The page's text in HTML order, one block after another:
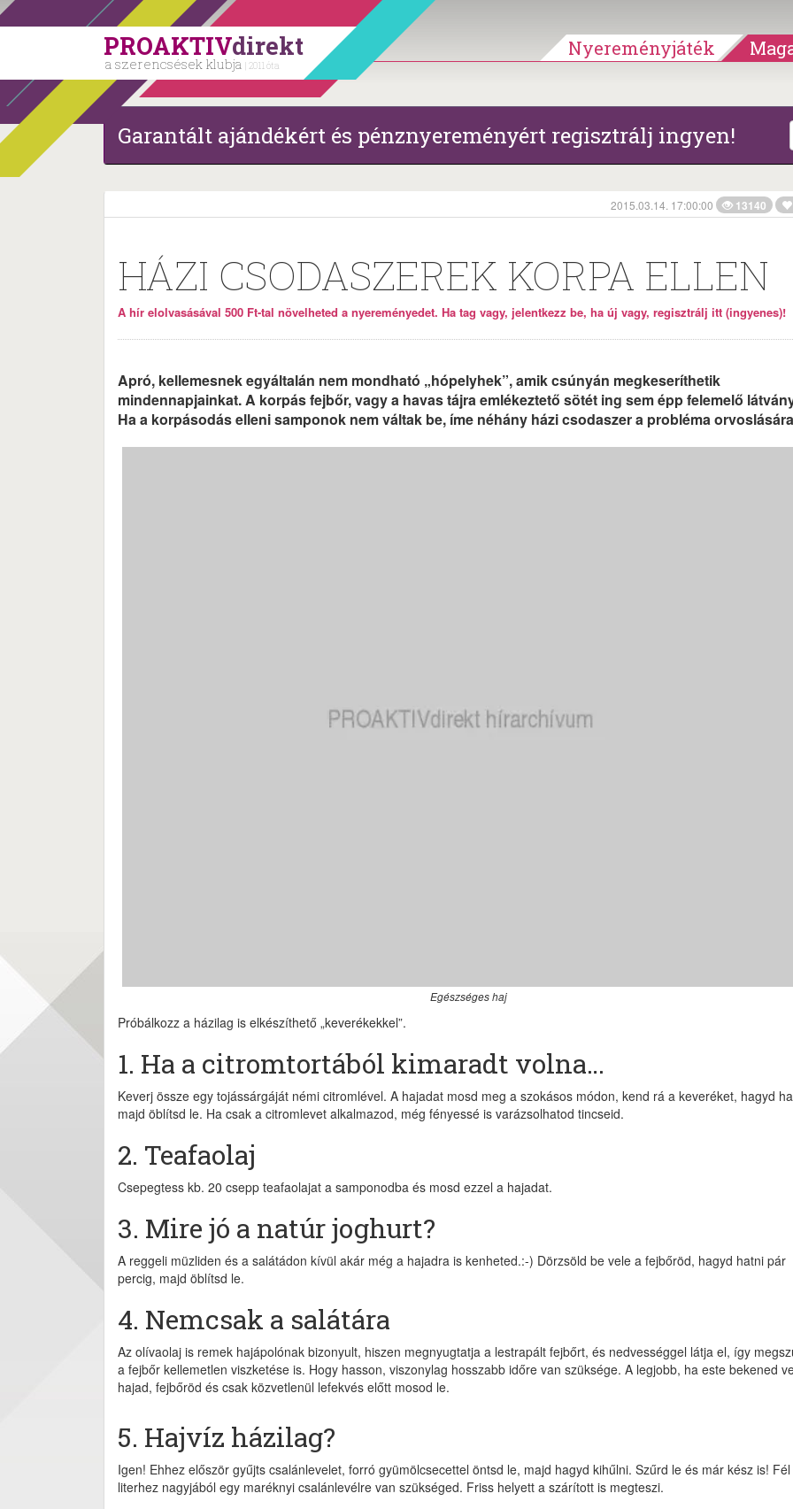
PROAKTIVdirekt
a szerencsések klubja | 2011 óta
Nyereményjáték
Garantált ajándékért és pénznyereményért regisztrálj ingyen!
2015.03.14. 17:00:00 13140
HÁZI CSODASZEREK KORPA ELLEN
A hír elolvasásával 500 Ft-tal növelheted a nyereményedet. Ha tag vagy, jelentkezz be, ha új vagy, regisztrálj itt (ingyenes)!
Apró, kellemesnek egyáltalán nem mondható „hópelyhek”, amik csúnyán megkeseríthetik
mindennapjainkat. A korpás fejbőr, vagy a havas tájra emlékeztető sötét ing sem épp felemelő
Ha a korpásodás elleni samponok nem váltak be, íme néhány házi csodaszer a probléma
Egészséges haj
Próbálkozz a házilag is elkészíthető „keverékekkel”.
1. Ha a citromtortából kimaradt volna…
Keverj össze egy tojássárgáját némi citromlével. A hajadat mosd meg a szokásos módon, kend rá a keveréket, hagyd
majd öblítsd le. Ha csak a citromlevet alkalmazod, még fényessé is varázsolhatod tincseid.
2. Teafaolaj
Csepegtess kb. 20 csepp teafaolajat a samponodba és mosd ezzel a hajadat.
3. Mire jó a natúr joghurt?
A reggeli müzliden és a salátádon kívül akár még a hajadra is kenheted.:-) Dörzsöld be vele a fejbőröd, hagyd hatni pár
percig, majd öblítsd le.
4. Nemcsak a salátára
Az olívaolaj is remek hajápolónak bizonyult, hiszen megnyugtatja a lestrapált fejbőrt, és nedvességgel látja el, így
a fejbőr kellemetlen viszketése is. Hogy hasson, viszonylag hosszabb időre van szüksége. A legjobb, ha este bekened
hajad, fejbőröd és csak közvetlenül lefekvés előtt mosod le.
5. Hajvíz házilag?
Igen! Ehhez először gyűjts csalánlevelet, forró gyümölcsecettel öntsd le, majd hagyd kihűlni. Szűrd le és már kész is! Fél
literhez nagyjából egy maréknyi csalánlevélre van szükséged. Friss helyett a szárított is megteszi.